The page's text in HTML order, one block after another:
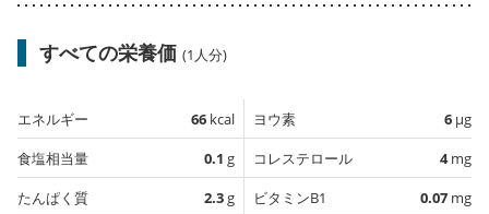
すべての栄養価 (1人分)
エネルギー 66 kcal
食塩相当量
0.1 g
たんぱく質
2.3g
ヨウ素 6 µg
コレステロール
4mg
ビタミンB1
0.07 mg